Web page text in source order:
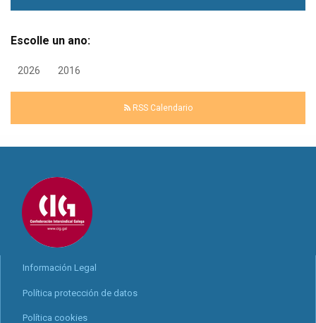
Escolle un ano:
2026 2016
RSS Calendario
Información Legal
Política protección de datos
Política cookies